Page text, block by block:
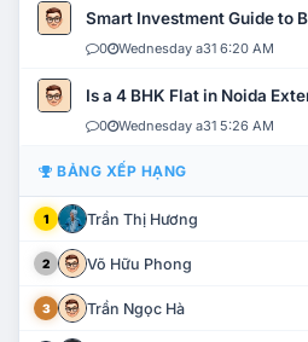
Smart Investment Guide to
0 Wednesday a31 6:20 AM
Is a 4 BHK Flat in Noida
0 Wednesday a31 5:26 AM
BẢNG XẾP HẠNG
1 Trần Thị Hương
2 Võ Hữu Phong
3 Trần Ngọc Hà